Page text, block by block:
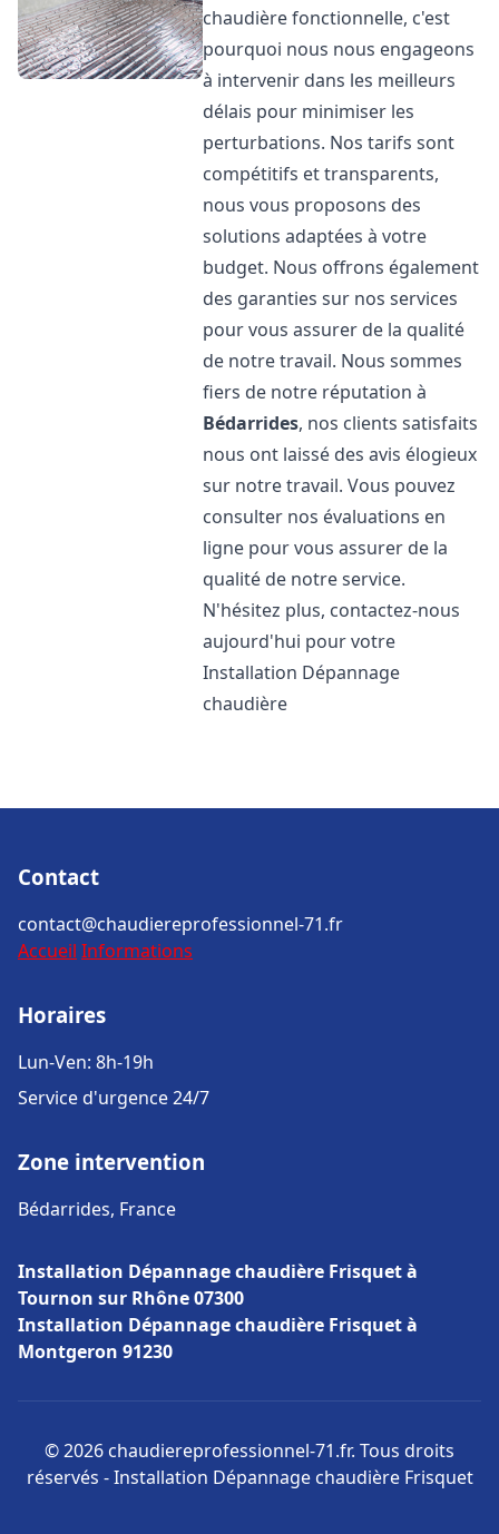
chaudière fonctionnelle, c'est
pourquoi nous nous engageons
à intervenir dans les meilleurs
délais pour minimiser les
perturbations. Nos tarifs sont
compétitifs et transparents,
nous vous proposons des
solutions adaptées à votre
budget. Nous offrons également
des garanties sur nos services
pour vous assurer de la qualité
de notre travail. Nous sommes
fiers de notre réputation à
Bédarrides, nos clients satisfaits
nous ont laissé des avis élogieux
sur notre travail. Vous pouvez
consulter nos évaluations en
ligne pour vous assurer de la
qualité de notre service.
N'hésitez plus, contactez-nous
aujourd'hui pour votre
Installation Dépannage
chaudière
Contact
contact@chaudiereprofessionnel-71.fr
Accueil Informations
Horaires
Lun-Ven: 8h-19h
Service d'urgence 24/7
Zone intervention
Bédarrides, France
Installation Dépannage chaudière Frisquet à
Tournon sur Rhône 07300
Installation Dépannage chaudière Frisquet à
Montgeron 91230
© 2026 chaudiereprofessionnel-71.fr. Tous droits
réservés - Installation Dépannage chaudière Frisquet